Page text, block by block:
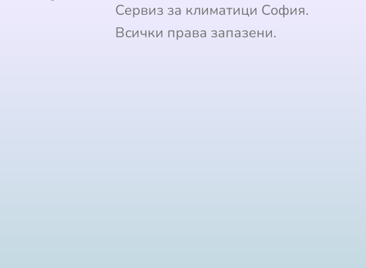
Сервиз за климатици София.
Всички права запазени.